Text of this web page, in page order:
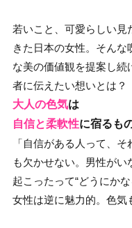
若いこと、可愛らしい見
きた日本の女性。そんな
な美の価値観を提案し続
者に伝えたい想いとは？
大人の色気は
自信と柔軟性に宿るも
「自信がある人って、
も欠かせない。男性が
起こったって“どうにか
女性は逆に魅力的。色気